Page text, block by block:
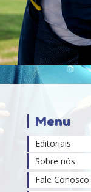
Menu
Editoriais
Sobre nós
Fale Conosco